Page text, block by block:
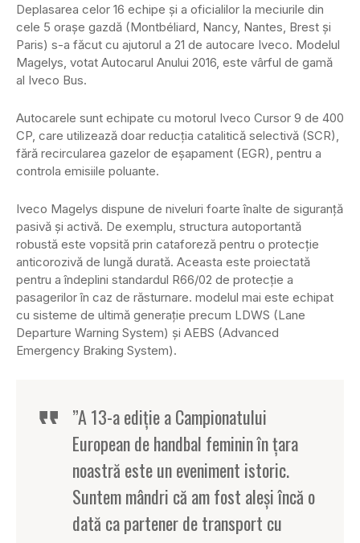
Deplasarea celor 16 echipe și a oficialilor la meciurile din
cele 5 orașe gazdă (Montbéliard, Nancy, Nantes, Brest și
Paris) s-a făcut cu ajutorul a 21 de autocare Iveco. Modelul
Magelys, votat Autocarul Anului 2016, este vârful de gamă
al Iveco Bus.
Autocarele sunt echipate cu motorul Iveco Cursor 9 de 400
CP, care utilizează doar reducția catalitică selectivă (SCR),
fără recircularea gazelor de eșapament (EGR), pentru a
controla emisiile poluante.
Iveco Magelys dispune de niveluri foarte înalte de siguranță
pasivă și activă. De exemplu, structura autoportantă
robustă este vopsită prin cataforeză pentru o protecție
anticorozivă de lungă durată. Aceasta este proiectată
pentru a îndeplini standardul R66/02 de protecție a
pasagerilor în caz de răsturnare. modelul mai este echipat
cu sisteme de ultimă generație precum LDWS (Lane
Departure Warning System) și AEBS (Advanced
Emergency Braking System).
”A 13-a ediție a Campionatului
European de handbal feminin în țara
noastră este un eveniment istoric.
Suntem mândri că am fost aleși încă o
dată ca partener de transport cu